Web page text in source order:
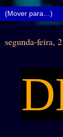
segunda-feira,